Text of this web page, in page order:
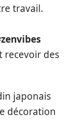
travail.
recevoir des
japonais
décoration